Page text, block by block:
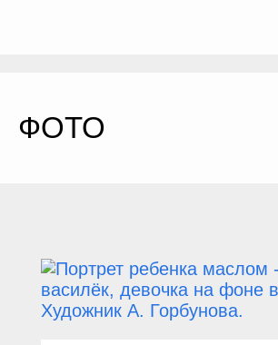
ФОТО